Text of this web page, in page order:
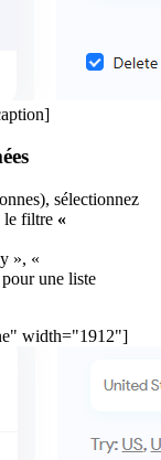
sélectionnez
le filtre «
», «
une liste
width="1912"]